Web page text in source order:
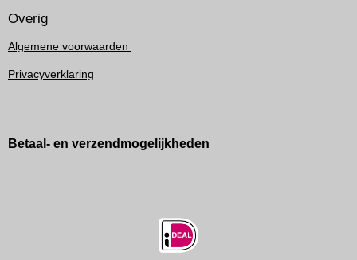
Overig
Algemene voorwaarden
Privacyverklaring
Betaal- en verzendmogelijkheden